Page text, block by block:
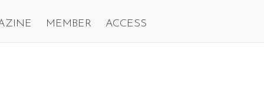
MEMBER ACCESS